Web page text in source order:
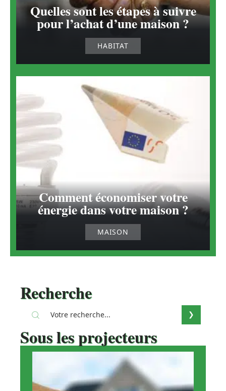
Quelles sont les étapes à suivre
pour l’achat d’une maison ?
HABITAT
Comment économiser votre
énergie dans votre maison ?
MAISON
Recherche
Sous les projecteurs